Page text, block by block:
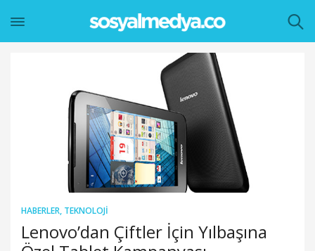
HABERLER, TEKNOLOJI
Lenovo’dan Çiftler İçin Yılbaşına